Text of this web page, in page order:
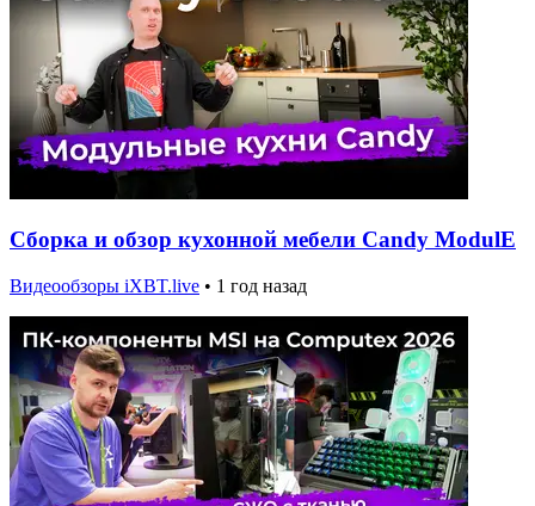
Сборка и обзор кухонной мебели Candy ModulE
Видеообзоры iXBT.live • 1 год назад